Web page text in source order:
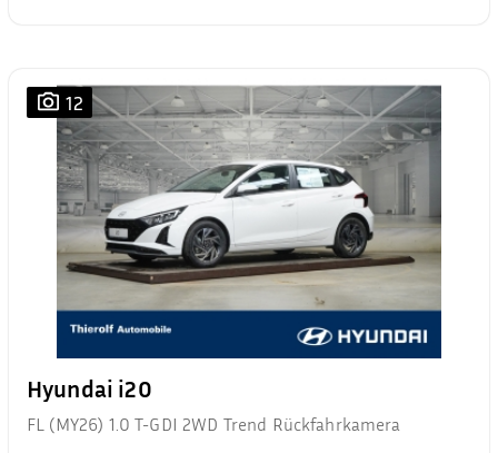
12
Hyundai i20
FL (MY26) 1.0 T-GDI 2WD Trend Rückfahrkamera